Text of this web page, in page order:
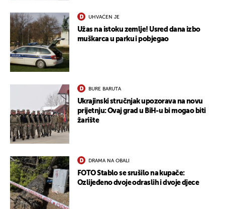
UHVAĆEN JE
Užas na istoku zemlje! Usred dana izbo
muškarca u parku i pobjegao
BURE BARUTA
Ukrajinski stručnjak upozorava na novu
prijetnju: Ovaj grad u BiH-u bi mogao biti
žarište
DRAMA NA OBALI
FOTO Stablo se srušilo na kupače:
Ozlijeđeno dvoje odraslih i dvoje djece
UKLJUČITE NOTIFIKACIJE